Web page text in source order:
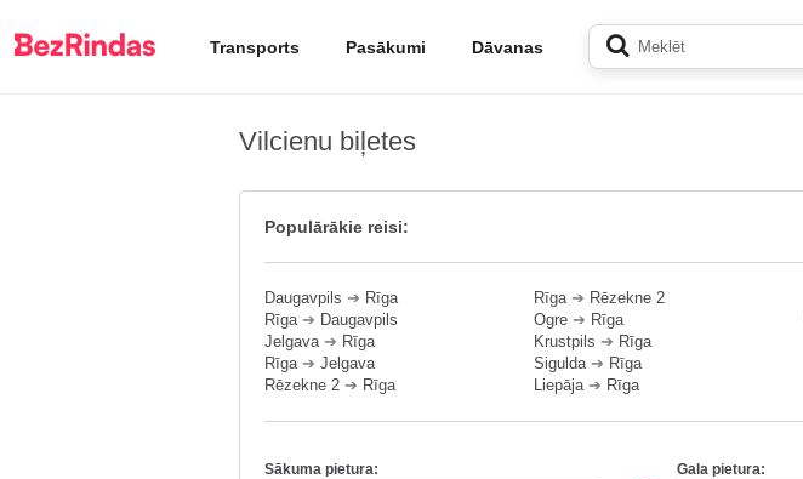
Transports Pasākumi Dāvanas
Vilcienu biļetes
Populārākie reisi:
Daugavpils ➔ Rīga
Rīga➔ Daugavpils
Jelgava➔ Rīga
Rīga➔ Jelgava
Rēzekne 2 ➔ Rīga
Rīga➔ Rēzekne 2
Ogre ➔ Rīga
Krustpils ➔ Rīga
Sigulda➔ Rīga
Liepāja➔ Rīga
Sākuma pietura: Gala pietura: